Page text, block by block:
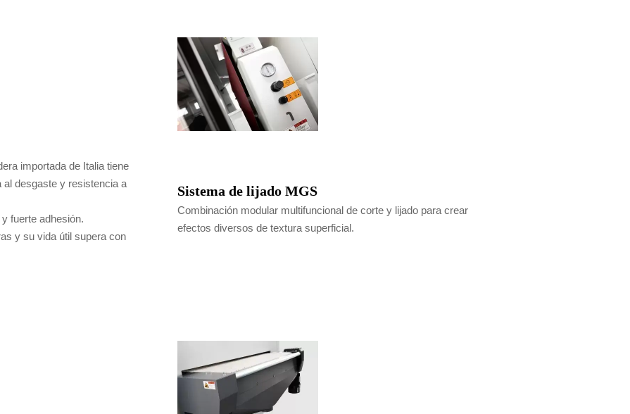
importada de Italia tiene
desgaste y resistencia a
fuerte adhesión.
y su vida útil supera con
Sistema de lijado MGS
Combinación modular multifuncional de corte y lijado para crear
efectos diversos de textura superficial.